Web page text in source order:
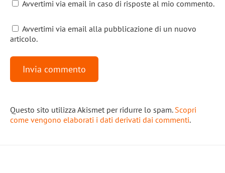
Avvertimi via email in caso di risposte al mio commento.
Avvertimi via email alla pubblicazione di un nuovo
articolo.
Questo sito utilizza Akismet per ridurre lo spam. Scopri
come vengono elaborati i dati derivati dai commenti.